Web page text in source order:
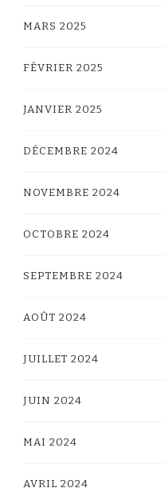
MARS 2025
FÉVRIER 2025
JANVIER 2025
DÉCEMBRE 2024
NOVEMBRE 2024
OCTOBRE 2024
SEPTEMBRE 2024
AOÛT 2024
JUILLET 2024
JUIN 2024
MAI 2024
AVRIL 2024